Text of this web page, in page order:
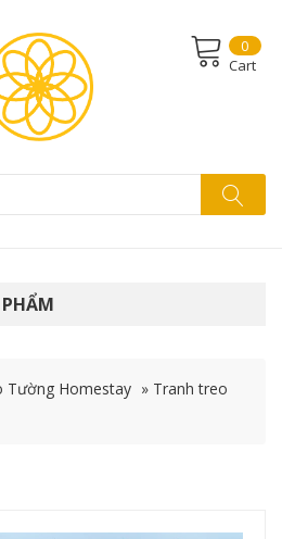
0
Cart
Tường Homestay » Tranh treo